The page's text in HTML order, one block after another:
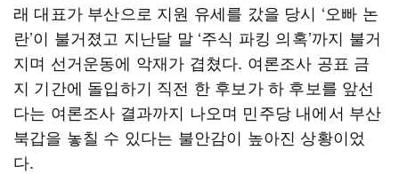
래 대표가 부산으로 지원 유세를 갔을 당시 ‘오빠 논
란’이 불거졌고 지난달 말 ‘주식 파킹 의혹’까지 불거
지며 선거운동에 악재가 겹쳤다. 여론조사 공표 금
지 기간에 돌입하기 직전 한 후보가 하 후보를 앞선
다는 여론조사 결과까지 나오며 민주당 내에서 부산
북갑을 놓칠 수 있다는 불안감이 높아진 상황이었
다.